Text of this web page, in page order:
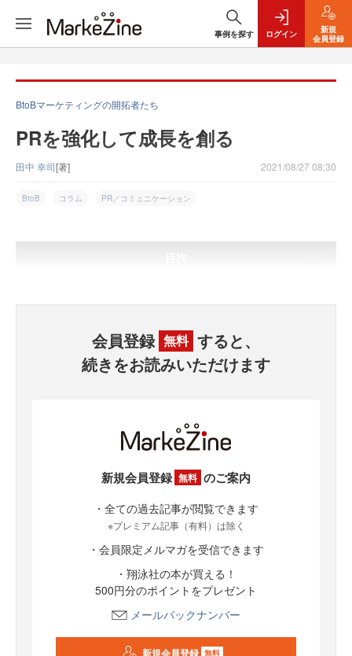
事例を探す ログイン
新規
会員登録
BtoBマーケティングの開拓者たち
PRを強化して成長を創る
田中 幸司[著] 2021/08/27 08:30
BtoB コラム PR／コミュニケーション
会員登録 無料 すると、
続きをお読みいただけます
新規会員登録 無料 のご案内
・全ての過去記事が閲覧できます
※プレミアム記事（有料）は除く
・会員限定メルマガを受信できます
・翔泳社の本が買える！
500円分のポイントをプレゼント
メールバックナンバー
新規会員登録 無料